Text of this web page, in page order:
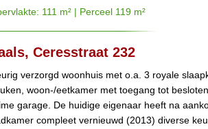
111 m² | Perceel 119 m²
Ceresstraat 232
verzorgd woonhuis met o.a. 3 royale
woon-/eetkamer met toegang tot
garage. De huidige eigenaar heeft na
compleet vernieuwd (2013) diverse